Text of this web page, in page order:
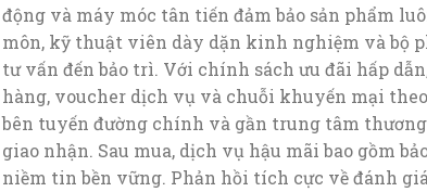
động và máy móc tân tiến đảm bảo sản phẩm
môn, kỹ thuật viên dày dặn kinh nghiệm và bộ
tư vấn đến bảo trì. Với chính sách ưu đãi hấp
hàng, voucher dịch vụ và chuỗi khuyến mại
bên tuyến đường chính và gần trung tâm
giao nhận. Sau mua, dịch vụ hậu mãi bao gồm
niềm tin bền vững. Phản hồi tích cực về đánh